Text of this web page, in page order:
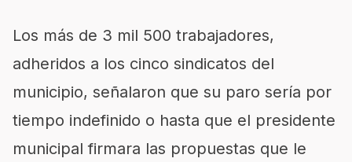
Los más de 3 mil 500 trabajadores,
adheridos a los cinco sindicatos del
municipio, señalaron que su paro sería por
tiempo indefinido o hasta que el presidente
municipal firmara las propuestas que le